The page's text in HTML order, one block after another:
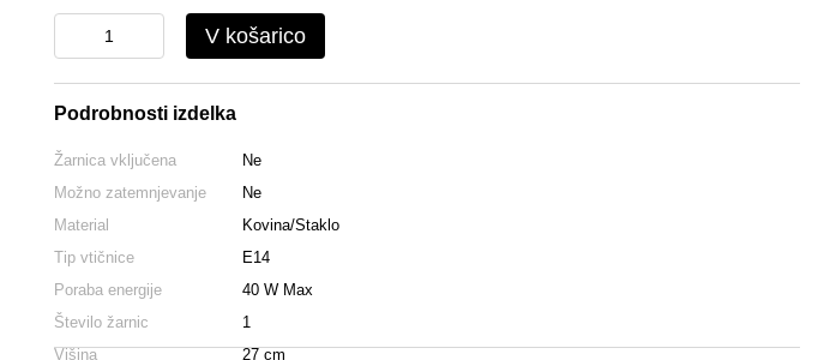
V košarico
Podrobnosti izdelka
Žarnica vključena
Ne
Možno zatemnjevanje
Ne
Material
Kovina/Staklo
Tip vtičnice
E14
Poraba energije
40 W Max
Število žarnic
1
Višina
27 cm